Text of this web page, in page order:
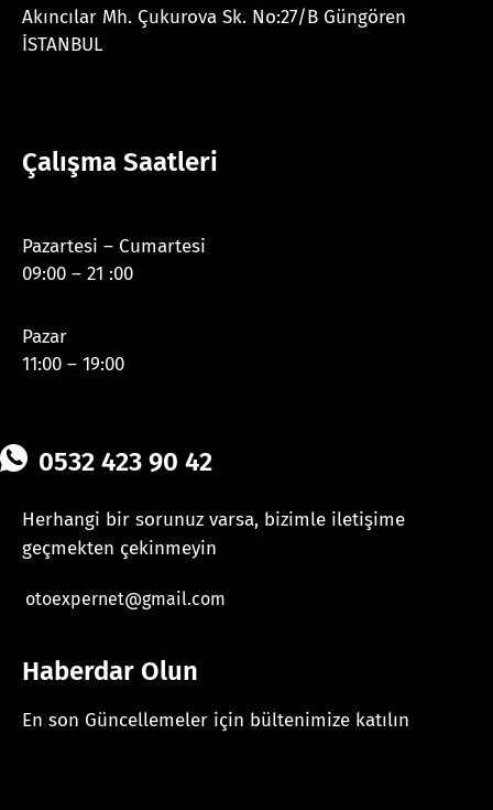
Akıncılar Mh. Çukurova Sk. No:27/B Güngören
İSTANBUL
Çalışma Saatleri
Pazartesi – Cumartesi
09:00 – 21 :00
Pazar
11:00 – 19:00
0532 423 90 42
Herhangi bir sorunuz varsa, bizimle iletişime
geçmekten çekinmeyin
otoexpernet@gmail.com
Haberdar Olun
En son Güncellemeler için bültenimize katılın